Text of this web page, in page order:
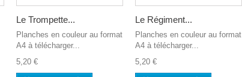
Le Trompette...
Planches en couleur au format
A4 à télécharger...
5,20 €
Le Régiment...
Planches en couleur au format
A4 à télécharger...
5,20 €